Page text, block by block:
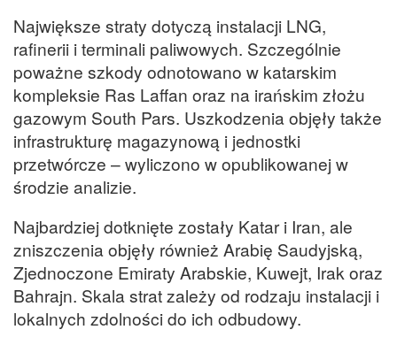
Największe straty dotyczą instalacji LNG,
rafinerii i terminali paliwowych. Szczególnie
poważne szkody odnotowano w katarskim
kompleksie Ras Laffan oraz na irańskim złożu
gazowym South Pars. Uszkodzenia objęły także
infrastrukturę magazynową i jednostki
przetwórcze – wyliczono w opublikowanej w
środzie analizie.
Najbardziej dotknięte zostały Katar i Iran, ale
zniszczenia objęły również Arabię Saudyjską,
Zjednoczone Emiraty Arabskie, Kuwejt, Irak oraz
Bahrajn. Skala strat zależy od rodzaju instalacji i
lokalnych zdolności do ich odbudowy.